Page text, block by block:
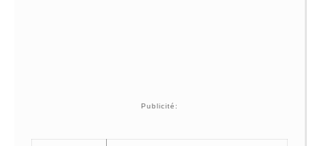
Publicité: